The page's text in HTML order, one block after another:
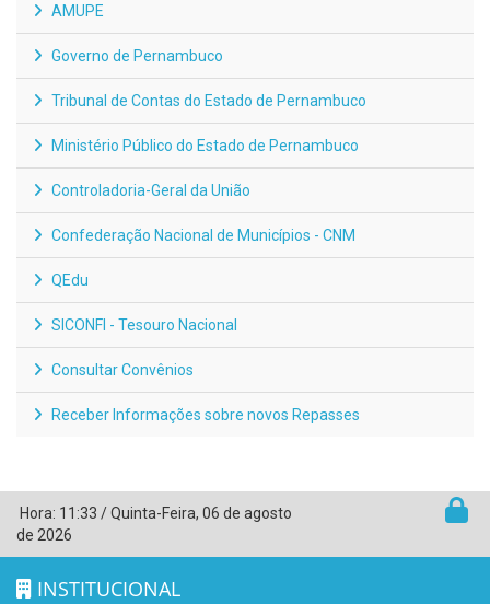
AMUPE
Governo de Pernambuco
Tribunal de Contas do Estado de Pernambuco
Ministério Público do Estado de Pernambuco
Controladoria-Geral da União
Confederação Nacional de Municípios - CNM
QEdu
SICONFI - Tesouro Nacional
Consultar Convênios
Receber Informações sobre novos Repasses
Hora: 11:33 /Quinta-Feira, 06 de agosto
de 2026
INSTITUCIONAL